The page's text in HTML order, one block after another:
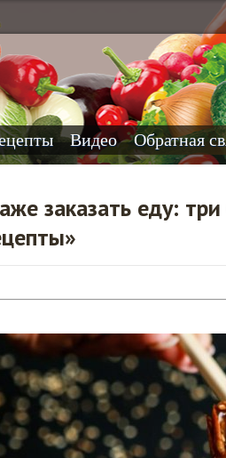
Видео Обратная
заказать еду: